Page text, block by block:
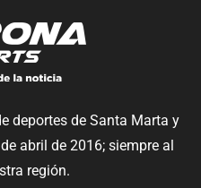
deportes de Santa Marta y
abril de 2016; siempre al
región.